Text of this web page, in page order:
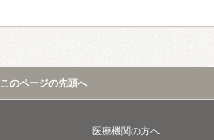
このページの先頭へ
医療機関の方へ